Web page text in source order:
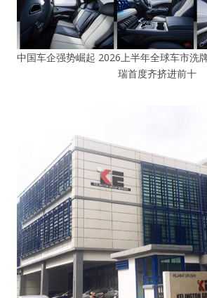
中国车企强势崛起 2026上半年全球车市洗
瑞首度齐挤进前十